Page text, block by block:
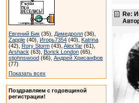
Евгений Бик (35), Димедролл (36),
Zapple (40), Игорь7354 (40), Katrina
(42), Rory Storm (43), AlexYar (61),
Arshack (63), Borick London (65),
stjohnswood (66), Андрей Хрисанфов
(77)
Показать всех
Поздравляем с годовщиной
регистрации!
Re: